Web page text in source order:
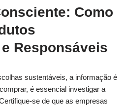
Como
Responsáveis
sustentáveis, a informação é
é essencial‌ investigar⁣ a
se de que ‍as empresas